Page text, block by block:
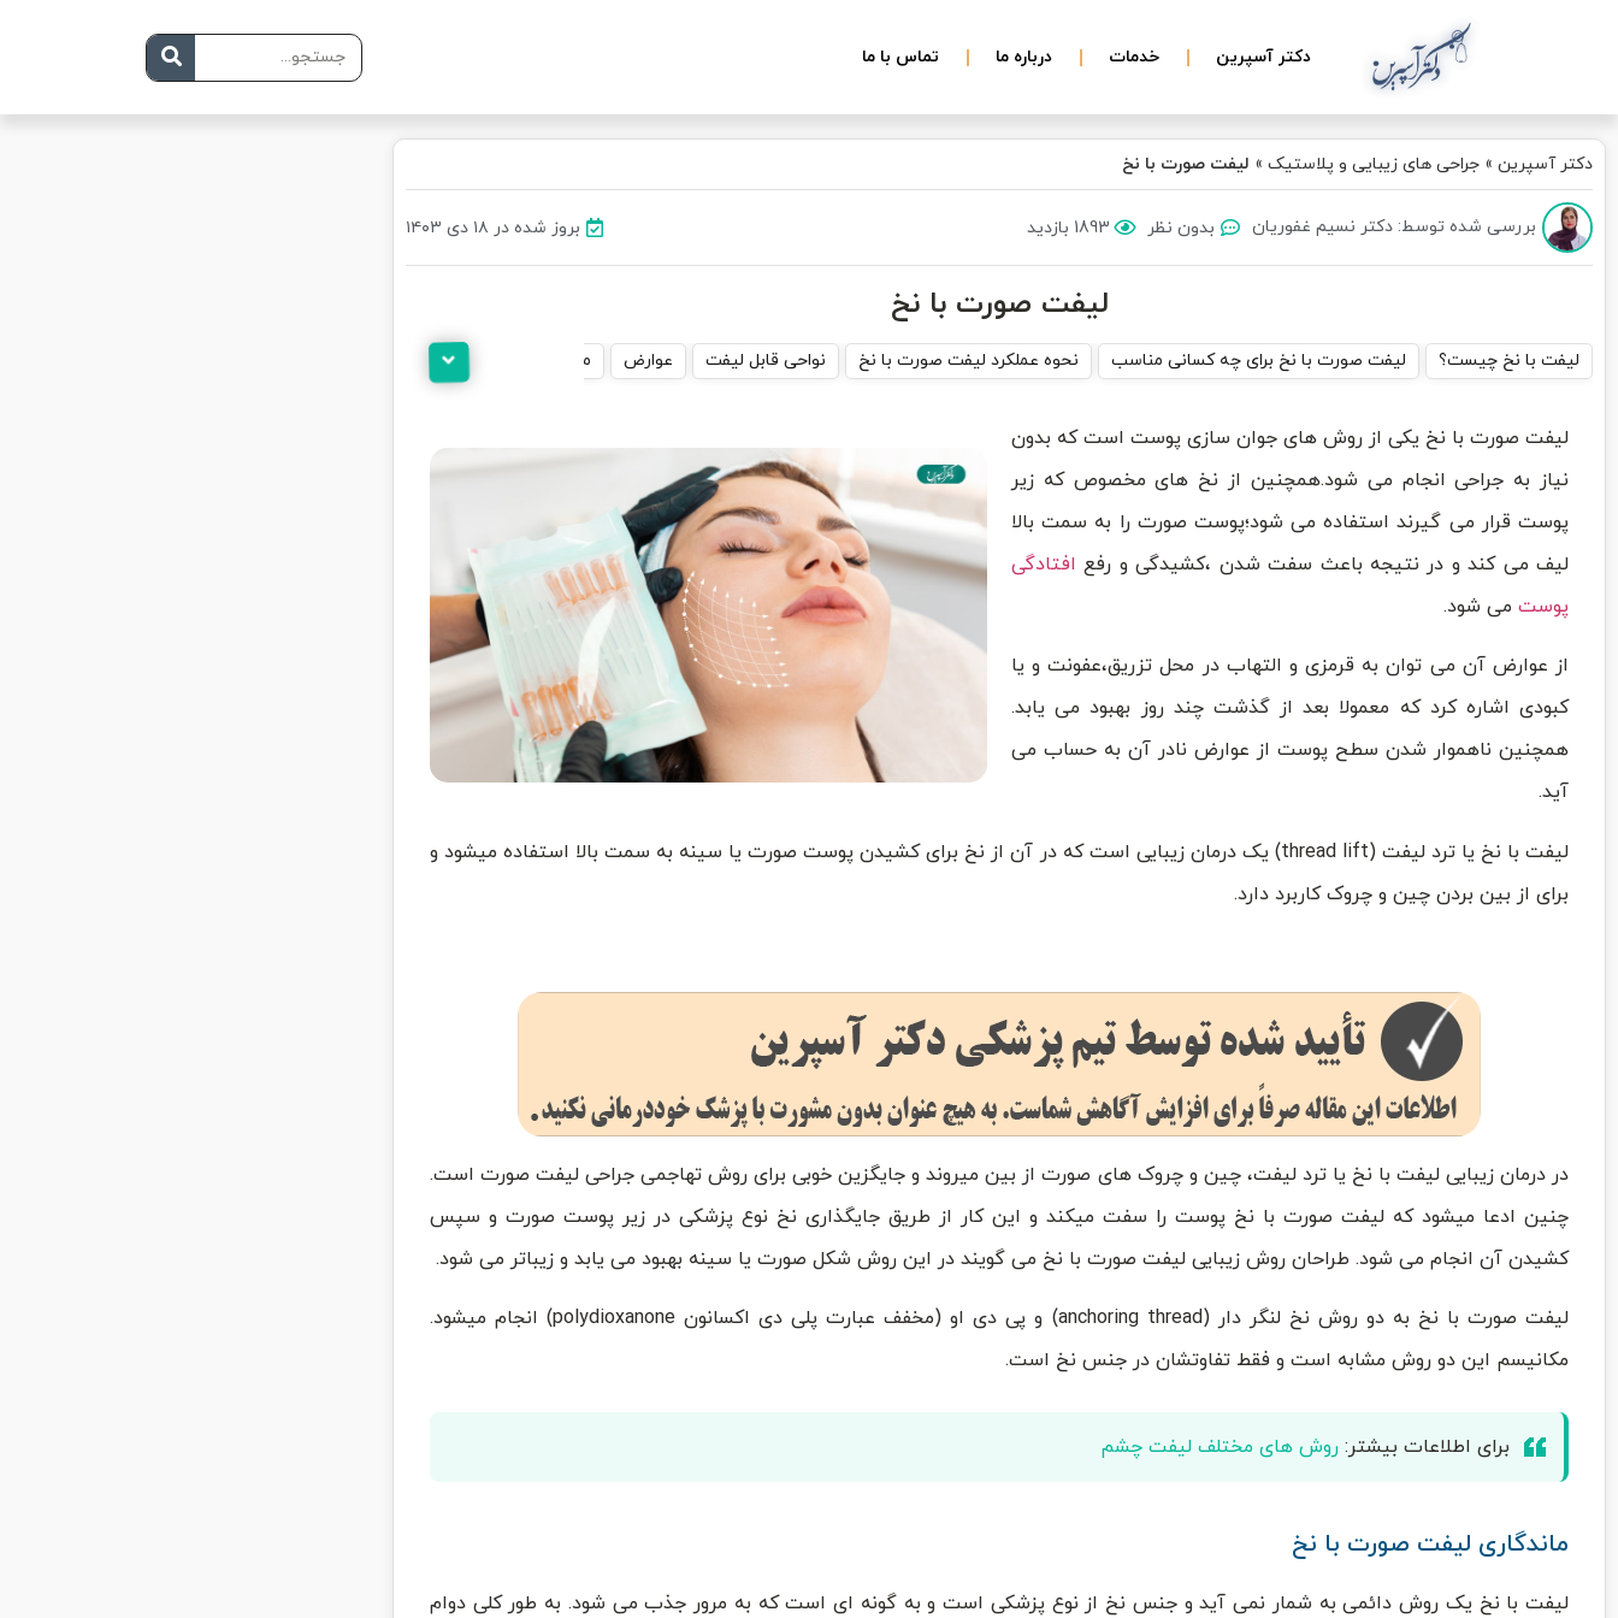
دکتر آسپرین خدمات درباره ما تماس با ما
دکتر آسپرین » جراحی های زیبایی و پلاستیک » لیفت صورت با نخ
بررسی شده توسط: دکتر نسیم غفوریان بدون نظر 1893 بازدید بروز شده در ۱۸ دی ۱۴۰۳
لیفت صورت با نخ
لیفت با نخ چیست؟ لیفت صورت با نخ برای چه کسانی مناسب نحوه عملکرد لیفت صورت با نخ نواحی قابل لیفت عوارض مراقبت های پس از لیفت
لیفت صورت با نخ یکی از روش های جوان سازی پوست است که بدون
نیاز به جراحی انجام می شود.همچنین از نخ های مخصوص که زیر
پوست قرار می گیرند استفاده می شود؛پوست صورت را به سمت بالا
لیف می کند و در نتیجه باعث سفت شدن ،کشیدگی و رفع افتادگی
پوست می شود.
از عوارض آن می توان به قرمزی و التهاب در محل تزریق،عفونت و یا
کبودی اشاره کرد که معمولا بعد از گذشت چند روز بهبود می یابد.
همچنین ناهموار شدن سطح پوست از عوارض نادر آن به حساب می
آید.
لیفت با نخ یا ترد لیفت (thread lift) یک درمان زیبایی است که در آن از نخ برای کشیدن پوست صورت یا سینه به سمت بالا استفاده میشود و
برای از بین بردن چین و چروک کاربرد دارد.
در درمان زیبایی لیفت با نخ یا ترد لیفت، چین و چروک های صورت از بین میروند و جایگزین خوبی برای روش تهاجمی جراحی لیفت صورت است.
چنین ادعا میشود که لیفت صورت با نخ پوست را سفت میکند و این کار از طریق جایگذاری نخ نوع پزشکی در زیر پوست صورت و سپس
کشیدن آن انجام می شود. طراحان روش زیبایی لیفت صورت با نخ می گویند در این روش شکل صورت یا سینه بهبود می یابد و زیباتر می شود.
لیفت صورت با نخ به دو روش نخ لنگر دار (anchoring thread) و پی دی او (مخفف عبارت پلی دی اکسانون polydioxanone) انجام میشود.
مکانیسم این دو روش مشابه است و فقط تفاوتشان در جنس نخ است.
برای اطلاعات بیشتر: روش های مختلف لیفت چشم
ماندگاری لیفت صورت با نخ
لیفت با نخ یک روش دائمی به شمار نمی آید و جنس نخ از نوع پزشکی است و به گونه ای است که به مرور جذب می شود. به طور کلی دوام